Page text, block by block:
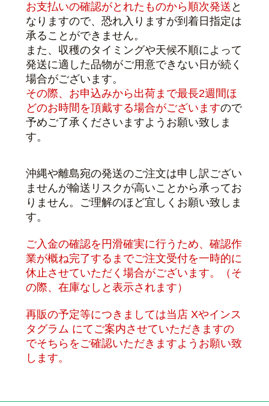
お支払いの確認がとれたものから順次発送 と
なりますので、恐れ入りますが到着日指定は
承ることができません。
また、収穫のタイミングや天候不順によって
発送に適した品物がご用意できない日が続く
場合がございます。
その際、お申込みから出荷まで最長2週間ほ
どのお時間を頂戴する場合がございますので
予めご了承くださいますよう お願い致しま
す。
沖縄や離島宛の発送のご注文は申し訳ござい
ませんが輸送リスクが高いことから承ってお
りません。ご理解のほど宜しくお願い致しま
す。
ご入金の確認を円滑確実に行うため、確認作
業が概ね完了するまでご注文受付を一時的に
休止させていただく場合がございます。（そ
の際、在庫なしと表示されます）
再販の予定等につきましては当店 Xやインス
タグラム にてご案内させていただきますの
でそちらをご確認いただきますようお願い致
します。